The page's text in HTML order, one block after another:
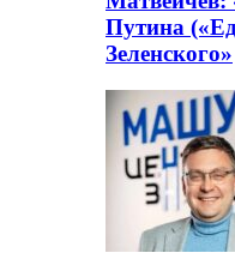
Путина
Зеленского»